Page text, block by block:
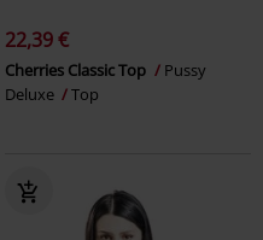
22,39 €
Cherries Classic Top
Pussy
Deluxe
Top